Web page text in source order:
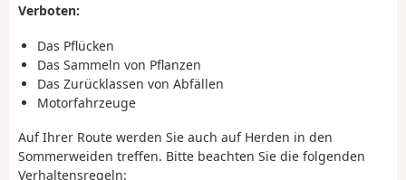
Verboten:
Das Pflücken
Das Sammeln von Pflanzen
Das Zurücklassen von Abfällen
Motorfahrzeuge
Auf Ihrer Route werden Sie auch auf Herden in den
Sommerweiden treffen. Bitte beachten Sie die folgenden
Verhaltensregeln: